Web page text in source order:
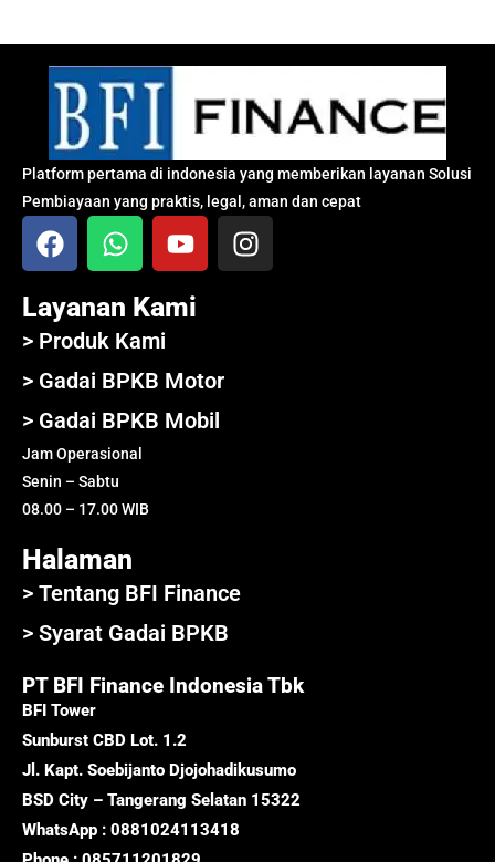
Platform pertama di indonesia yang memberikan layanan Solusi
Pembiayaan yang praktis, legal, aman dan cepat
Layanan Kami
> Produk Kami
> Gadai BPKB Motor
> Gadai BPKB Mobil
Jam Operasional
Senin – Sabtu
08.00 – 17.00 WIB
Halaman
> Tentang BFI Finance
> Syarat Gadai BPKB
PT BFI Finance Indonesia Tbk
BFI Tower
Sunburst CBD Lot. 1.2
Jl. Kapt. Soebijanto Djojohadikusumo
BSD City – Tangerang Selatan 15322
WhatsApp : 0881024113418